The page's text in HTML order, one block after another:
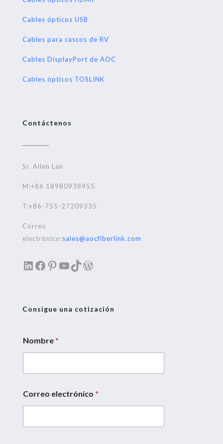
Cables ópticos USB
Cables para cascos de RV
Cables DisplayPort de AOC
Cables ópticos TOSLINK
Contáctenos
Sr. Allen Lan
M:+86 18980938955
T:+86-755-27209335
Correo
electrónico:sales@aocfiberlink.com
LinkedIn
Facebook
Pinterest
YouTube
TikTok
WordPress
Consigue una cotización
Nombre*
Correo electrónico *